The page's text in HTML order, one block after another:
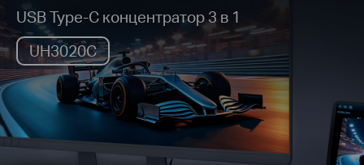
USB Type-C концентратор 3 в 1
UH3020C